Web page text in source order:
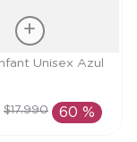
AÑADIR AL
Unisex Azul
$17.990 60 %